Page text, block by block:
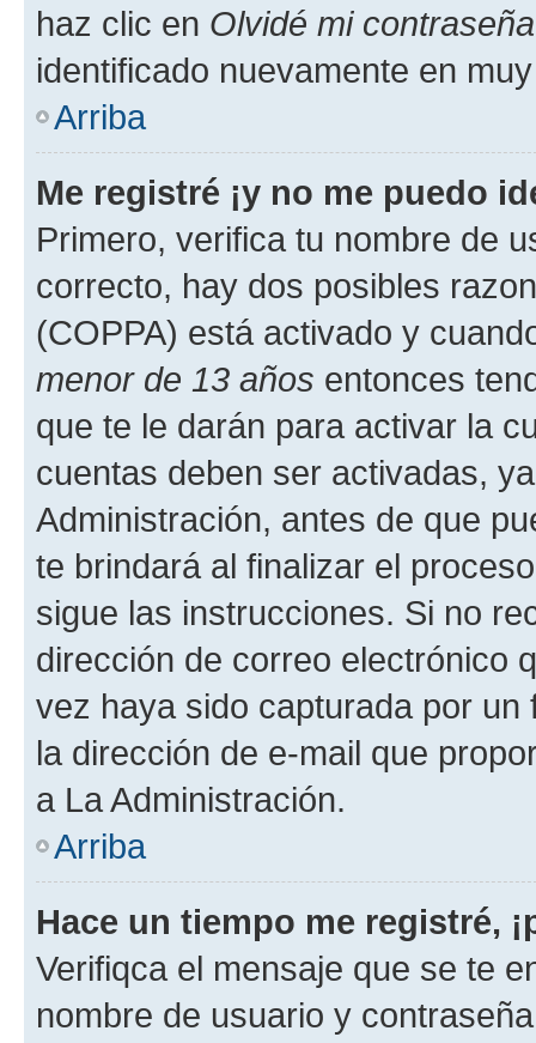
haz clic en Olvidé mi contraseña
identificado nuevamente en
Arriba
Me registré ¡y no me puedo
Primero, verifica tu nombre de
correcto, hay dos posibles
(COPPA) está activado y
menor de 13 años entonces
que te le darán para activar la
cuentas deben ser activadas,
Administración, antes de que
te brindará al finalizar el
sigue las instrucciones. Si no
dirección de correo electrónico
vez haya sido capturada por
la dirección de e-mail que
a La Administración.
Arriba
Hace un tiempo me registré,
Verifiqca el mensaje que se te
nombre de usuario y